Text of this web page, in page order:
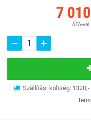
7
ÁFA-val
Szállítási költség: 1320,-